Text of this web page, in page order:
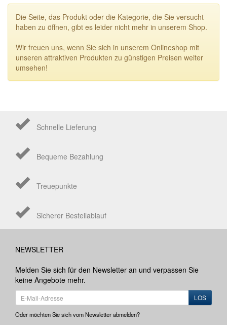
Die Seite, das Produkt oder die Kategorie, die Sie versucht
haben zu öffnen, gibt es leider nicht mehr in unserem Shop.
Wir freuen uns, wenn Sie sich in unserem Onlineshop mit
unseren attraktiven Produkten zu günstigen Preisen weiter
umsehen!
Schnelle Lieferung
Bequeme Bezahlung
Treuepunkte
Sicherer Bestellablauf
NEWSLETTER
Melden Sie sich für den Newsletter an und verpassen Sie
keine Angebote mehr.
LOS
Oder möchten Sie sich vom Newsletter abmelden?